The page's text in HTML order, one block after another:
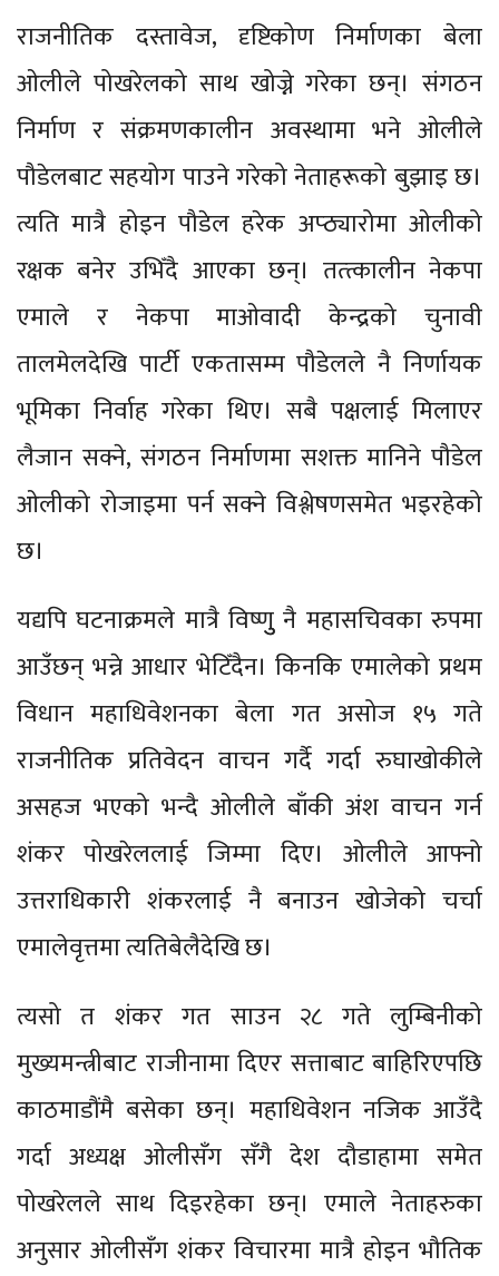
राजनीतिक दस्तावेज, दृष्टिकोण निर्माणका बेला
ओलीले पोखरेलको साथ खोज्ने गरेका छन्। संगठन
निर्माण र संक्रमणकालीन अवस्थामा भने ओलीले
पौडेलबाट सहयोग पाउने गरेको नेताहरूको बुझाइ छ।
त्यति मात्रै होइन पौडेल हरेक अप्ठ्यारोमा ओलीको
रक्षक बनेर उभिँदै आएका छन्। तत्त्कालीन नेकपा
एमाले र नेकपा माओवादी केन्द्रको चुनावी
तालमेलदेखि पार्टी एकतासम्म पौडेलले नै निर्णायक
भूमिका निर्वाह गरेका थिए। सबै पक्षलाई मिलाएर
लैजान सक्ने, संगठन निर्माणमा सशक्त मानिने पौडेल
ओलीको रोजाइमा पर्न सक्ने विश्लेषणसमेत भइरहेको
छ।
यद्यपि घटनाक्रमले मात्रै विष्णुु नै महासचिवका रुपमा
आउँछन् भन्ने आधार भेटिँदैन। किनकि एमालेको प्रथम
विधान महाधिवेशनका बेला गत असोज १५ गते
राजनीतिक प्रतिवेदन वाचन गर्दै गर्दा रुघाखोकीले
असहज भएको भन्दै ओलीले बाँकी अंश वाचन गर्न
शंकर पोखरेललाई जिम्मा दिए। ओलीले आफ्नो
उत्तराधिकारी शंकरलाई नै बनाउन खोजेको चर्चा
एमालेवृत्तमा त्यतिबेलैदेखि छ।
त्यसो त शंकर गत साउन २८ गते लुम्बिनीको
मुख्यमन्त्रीबाट राजीनामा दिएर सत्ताबाट बाहिरिएपछि
काठमाडौंमै बसेका छन्। महाधिवेशन नजिक आउँदै
गर्दा अध्यक्ष ओलीसँग सँगै देश दौडाहामा समेत
पोखरेलले साथ दिइरहेका छन्। एमाले नेताहरुका
अनुसार ओलीसँग शंकर विचारमा मात्रै होइन भौतिक